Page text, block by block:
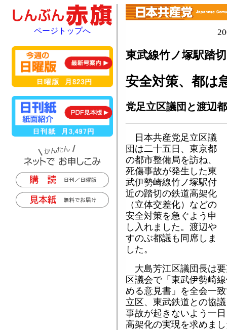
東武線竹ノ塚駅踏切
安全対策、都は
党足立区議団と渡辺
日本共産党足立区議
団は二十五日、東京都
の都市整備局を訪ね、
死傷事故が発生した東
武伊勢崎線竹ノ塚駅付
近の踏切の鉄道高架化
（立体交差化）などの
安全対策を急ぐよう申
し入れました。渡辺や
すのぶ都議も同席しま
した。
大島芳江区議団長は
区議会で「東武伊勢崎
める意見書」を全会一
立区、東武鉄道との協
事故が起きないよう一
高架化の実現を求めま
ページトップへ